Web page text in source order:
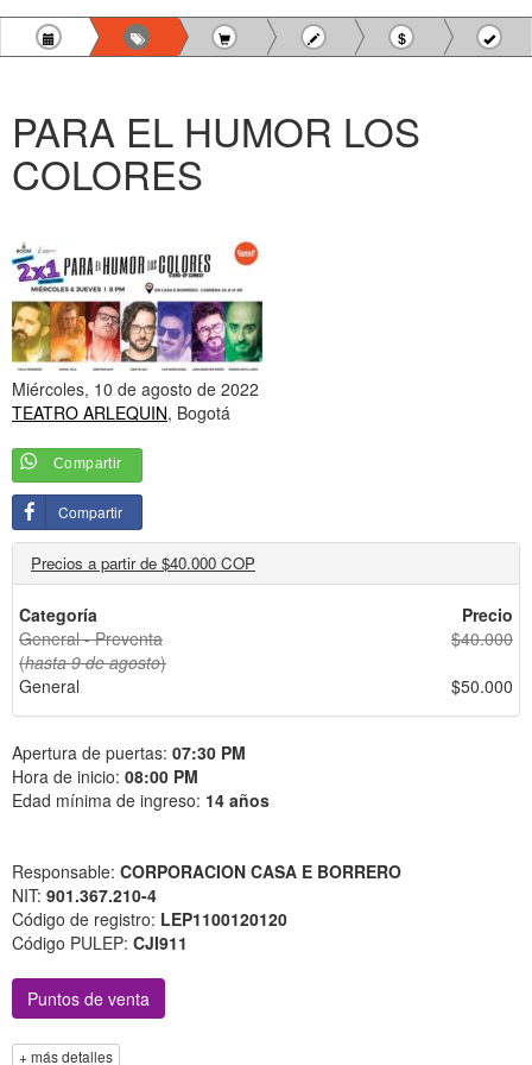
PARA EL HUMOR LOS
COLORES
Miércoles, 10 de agosto de 2022
TEATRO ARLEQUIN, Bogotá
Compartir
Compartir
Precios a partir de $40.000 COP
Categoría
Precio
General - Preventa
(hasta 9 de agosto)
$40.000
General
$50.000
Apertura de puertas: 07:30 PM
Hora de inicio: 08:00 PM
Edad mínima de ingreso: 14 años
Responsable: CORPORACION CASA E BORRERO
NIT: 901.367.210-4
Código de registro: LEP1100120120
Código PULEP: CJI911
Puntos de venta
+ más detalles